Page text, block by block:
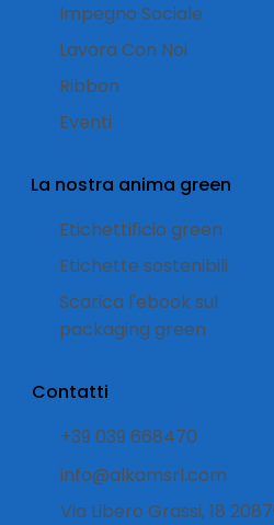
Impegno Sociale
Lavora Con Noi
Ribbon
Eventi
La nostra anima green
Etichettificio green
Etichette sostenibili
Scarica l'ebook sul
packaging green
Contatti
+39 039 668470
info@alkamsrl.com
Via Libero Grassi, 18